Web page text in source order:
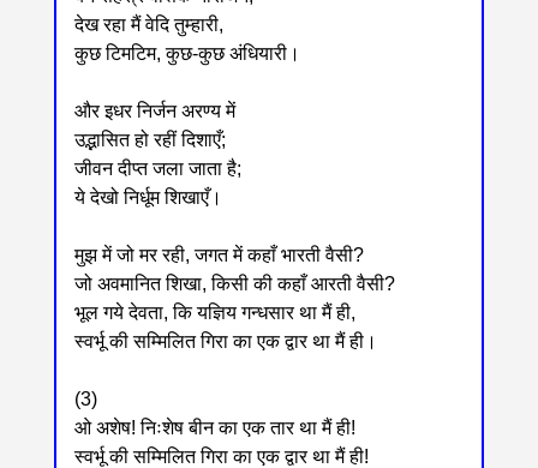
देख रहा मैं वेदि तुम्हारी,
कुछ टिमटिम, कुछ-कुछ अंधियारी।
और इधर निर्जन अरण्य में
उद्भासित हो रहीं दिशाएँ;
जीवन दीप्त जला जाता है;
ये देखो निर्धूम शिखाएँ।
मुझ में जो मर रही, जगत में कहाँ भारती वैसी?
जो अवमानित शिखा, किसी की कहाँ आरती वैसी?
भूल गये देवता, कि यज्ञिय गन्धसार था मैं ही,
स्वर्भू की सम्मिलित गिरा का एक द्वार था मैं ही।
(3)
ओ अशेष! निःशेष बीन का एक तार था मैं ही!
स्वर्भू की सम्मिलित गिरा का एक द्वार था मैं ही!